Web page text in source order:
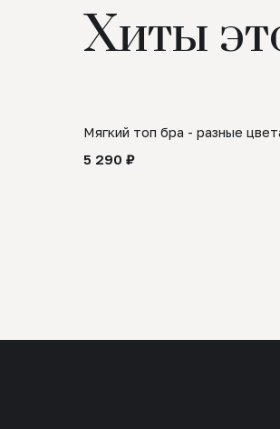
Хиты
Мягкий топ бра - разные
5 290 ₽